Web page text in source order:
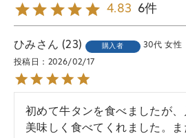
4.83 6
ひみ 23 購入者 30代 女性
投稿日 2026/02/17
初めて牛タンを食べましたが、
美味しく食べてくれました。